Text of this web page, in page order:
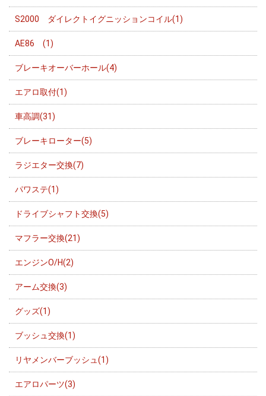
S2000 ダイレクトイグニッションコイル(1)
AE86 (1)
ブレーキオーバーホール(4)
エアロ取付(1)
車高調(31)
ブレーキローター(5)
ラジエター交換(7)
パワステ(1)
ドライブシャフト交換(5)
マフラー交換(21)
エンジンO/H(2)
アーム交換(3)
グッズ(1)
ブッシュ交換(1)
リヤメンバーブッシュ(1)
エアロパーツ(3)